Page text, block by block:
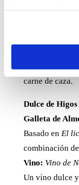
Volere
Un vino
carne de caza.
Dulce de
Galleta de
Basado en El
combinación
Vino: Vino de
Un vino dulce